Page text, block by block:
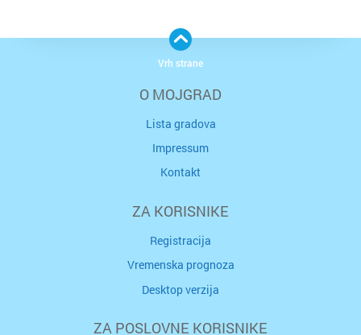
O MOJGRAD
Lista gradova
Impressum
Kontakt
ZA KORISNIKE
Registracija
Vremenska prognoza
Desktop verzija
ZA POSLOVNE KORISNIKE
Vrh strane